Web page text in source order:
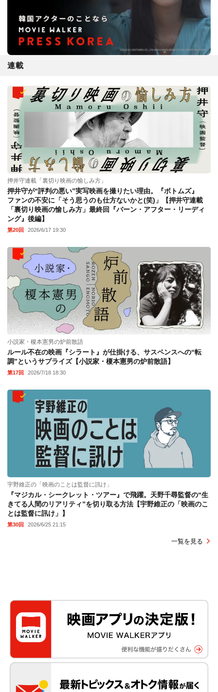
連載
押井守連載「裏切り映画の愉しみ方」
押井守が“評判の悪い”実写映画を撮りたい理由。『ボトムズ』
ファンの不安に「そう思うのも仕方ないかと(笑)」【押井守連載
「裏切り映画の愉しみ方」最終回『バーン・アフター・リーディ
ング』後編】
第20回 2026/6/17 19:30
小説家・榎本憲男の炉前散語
ルール不在の映画『シラート』が仕掛ける、サスペンスへの“転
調”というサプライズ【小説家・榎本憲男の炉前散語】
第17回 2026/7/18 18:30
宇野維正の「映画のことは監督に訊け」
『マジカル・シークレット・ツアー』で飛躍。天野千尋監督の“生
きてる人間のリアリティ”を切り取る方法【宇野維正の「映画のこ
とは監督に訊け」】
第30回 2026/6/25 21:15
一覧を見る